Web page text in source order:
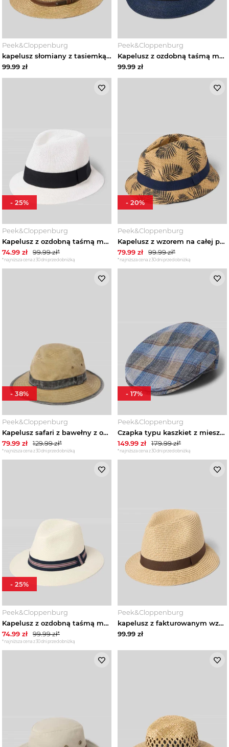
Peek&Cloppenburg
kapelusz słomiany z tasiemką ozdobną Müller Headwear Beżowy
99.99 zł
Peek&Cloppenburg
Kapelusz z ozdobną taśmą model 'TRILBY' Müller Headwear Granatowy
99.99 zł
Peek&Cloppenburg
Kapelusz z ozdobną taśmą model 'TRILBY' Müller Headwear Biały
74.99 zł 99.99zł*
*najniższa cena z 30 dni przed obniżką
- 25%
Peek&Cloppenburg
Kapelusz z wzorem na całej powierzchni model 'TRILBY' Müller Headwear Ciemnoniebieski
79.99 zł 99.99zł*
*najniższa cena z 30 dni przed obniżką
- 20%
Peek&Cloppenburg
Kapelusz safari z bawełny z opaską na kapelusz Müller Headwear Beżowy
79.99 zł 129.99zł*
*najniższa cena z 30 dni przed obniżką
- 38%
Peek&Cloppenburg
Czapka typu kaszkiet z mieszanki lnu i bawełny Müller Headwear Niebieski
149.99 zł 179.99zł*
*najniższa cena z 30 dni przed obniżką
- 17%
Peek&Cloppenburg
Kapelusz z ozdobną taśmą model 'TRILBY' Müller Headwear Beżowy
74.99 zł 99.99zł*
*najniższa cena z 30 dni przed obniżką
- 25%
Peek&Cloppenburg
kapelusz z fakturowanym wzorem model 'TRILBY' Müller Headwear Beżowy
99.99 zł